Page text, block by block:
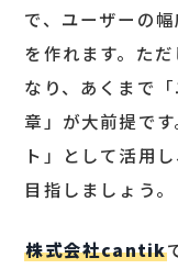
で、ユーザーの
を作れます。た
なり、あくまで
章」が大前提で
ト」として活用
目指しましょう。
株式会社cantik